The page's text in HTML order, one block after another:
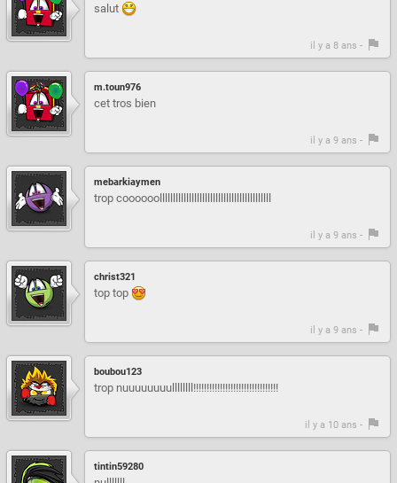
salut
il y a 8 ans -
m.toun976
cet tros bien
il y a 9 ans -
mebarkiaymen
trop coooooollllllllllllllllllllllllllllllllllllllllll
il y a 9 ans -
christ321
top top
il y a 9 ans -
boubou123
trop nuuuuuuuullllllll!!!!!!!!!!!!!!!!!!!!!!!!!!!!!!!!
il y a 10 ans -
tintin59280